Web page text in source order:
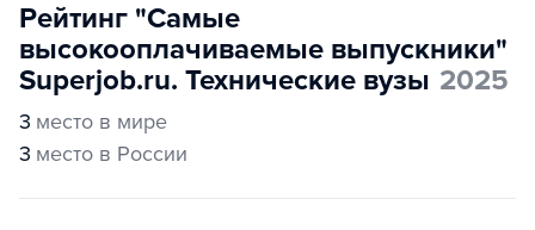
Рейтинг "Самые
высокооплачиваемые выпускники"
Superjob.ru. Технические вузы 2025
3 место в мире
3 место в России